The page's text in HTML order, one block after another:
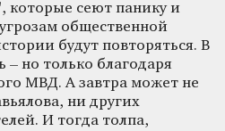
которые сеют панику и
общественной
будут повторяться. В
– но только благодаря
МВД. А завтра может не
ни других
И тогда толпа,